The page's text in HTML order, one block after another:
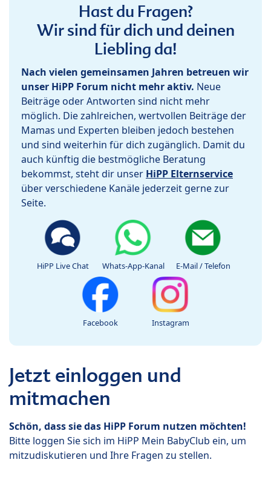
Hast du Fragen?
Wir sind für dich und deinen
Liebling da!
Nach vielen gemeinsamen Jahren betreuen wir
unser HiPP Forum nicht mehr aktiv. Neue
Beiträge oder Antworten sind nicht mehr
möglich. Die zahlreichen, wertvollen Beiträge der
Mamas und Experten bleiben jedoch bestehen
und sind weiterhin für dich zugänglich. Damit du
auch künftig die bestmögliche Beratung
bekommst, steht dir unser HiPP Elternservice
über verschiedene Kanäle jederzeit gerne zur
Seite.
HiPP Live Chat Whats-App-Kanal E-Mail / Telefon
Facebook Instagram
Jetzt einloggen und
mitmachen
Schön, dass sie das HiPP Forum nutzen möchten!
Bitte loggen Sie sich im HiPP Mein BabyClub ein, um
mitzudiskutieren und Ihre Fragen zu stellen.